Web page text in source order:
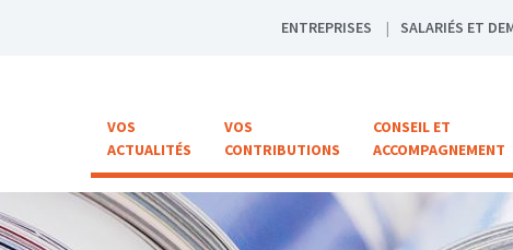
ENTREPRISES SALARIÉS ET
VOS
ACTUALITÉS
VOS
CONTRIBUTIONS
CONSEIL ET
ACCOMPAGNEMENT